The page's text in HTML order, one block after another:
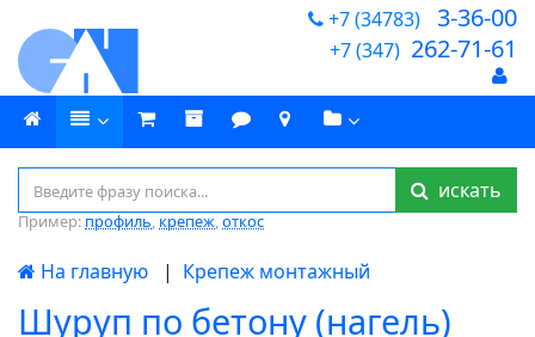
+7 (34783) 3-36-00
+7 (347) 262-71-61
искать
Пример: профиль, крепеж,откос
На главную | Крепеж монтажный
Шуруп по бетону (нагель)